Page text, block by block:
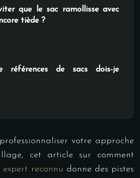
que le sac ramollisse avec
tiède ?
références de sacs dois-je
votre approche
cet article sur comment
expert reconnu donne des pistes